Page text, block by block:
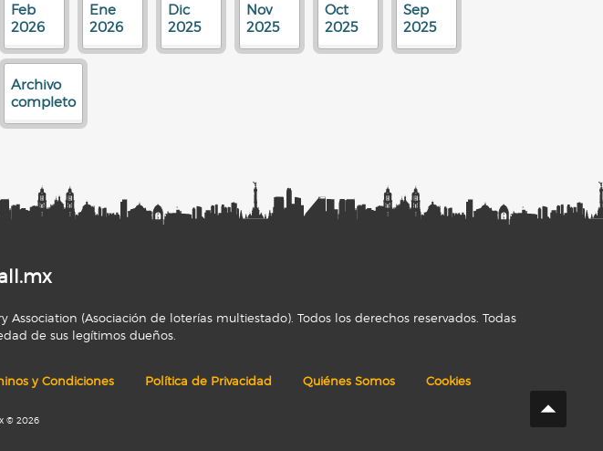
Feb
2026
Ene
2026
Dic
2025
Nov
2025
Oct
2025
Sep
2025
Archivo
completo
(Asociación de loterías multiestado). Todos los derechos reservados. Todas
de sus legítimos dueños.
y Condiciones Política de Privacidad Quiénes Somos Cookies
© 2026